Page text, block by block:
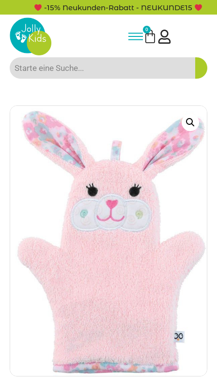
-15% Neukunden-Rabatt - NEUKUNDE15
0